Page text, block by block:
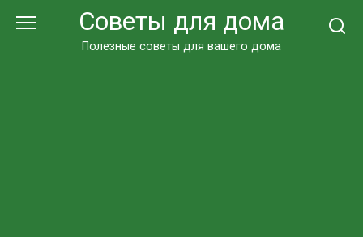
Советы для дома
Полезные советы для вашего дома